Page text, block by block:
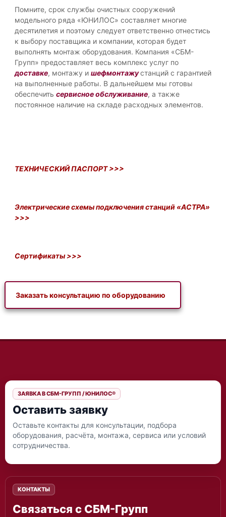
Помните, срок службы очистных сооружений
модельного ряда «ЮНИЛОС» составляет многие
десятилетия и поэтому следует ответственно отнестись
к выбору поставщика и компании, которая будет
выполнять монтаж оборудования. Компания «СБМ-
Групп» предоставляет весь комплекс услуг по
доставке, монтажу и шефмонтажустанций с гарантией
на выполненные работы. В дальнейшем мы готовы
обеспечить сервисное обслуживание, а также
постоянное наличие на складе расходных элементов.
ТЕХНИЧЕСКИЙ ПАСПОРТ >>>
Электрические схемы подключения станций «АСТРА»
>>>
Сертификаты >>>
Заказать консультацию по оборудованию
ЗАЯВКА В СБМ-ГРУПП / ЮНИЛОС®
Оставить заявку
Оставьте контакты для консультации, подбора
оборудования, расчёта, монтажа, сервиса или условий
сотрудничества.
КОНТАКТЫ
Связаться с СБМ-Групп